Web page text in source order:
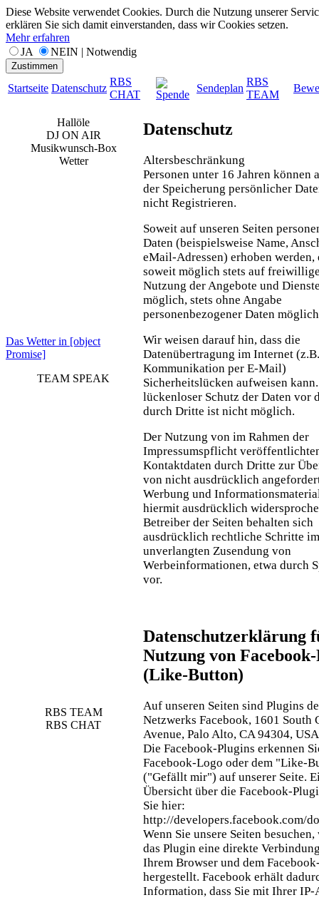
Diese Website verwendet Cookies. Durch die Nutzung unserer
erklären Sie sich damit einverstanden, dass wir Cookies setzen.
Mehr erfahren
JA
NEIN | Notwendig
Zustimmen
Startseite Datenschutz
RBS
CHAT
Spende
Sendeplan
RBS
TEAM
Hallöle
DJ ON AIR
Musikwunsch-Box
Wetter
Das Wetter in [object
Promise]
TEAM SPEAK
RBS TEAM
RBS CHAT
Datenschutz
Altersbeschränkung
Personen unter 16 Jahren können
der Speicherung persönlicher
nicht Registrieren.
Soweit auf unseren Seiten
Daten (beispielsweise Name,
eMail-Adressen) erhoben
soweit möglich stets auf
Nutzung der Angebote und
möglich, stets ohne Angabe
personenbezogener Daten
Wir weisen darauf hin, dass die
Datenübertragung im Internet
Kommunikation per E-Mail)
Sicherheitslücken aufweisen
lückenloser Schutz der Daten vor
durch Dritte ist nicht möglich.
Der Nutzung von im Rahmen der
Impressumspflicht
Kontaktdaten durch Dritte zur
von nicht ausdrücklich
Werbung und
hiermit ausdrücklich
Betreiber der Seiten behalten sich
ausdrücklich rechtliche Schritte
unverlangten Zusendung von
Werbeinformationen, etwa durch
vor.
Datenschutzerklärung
Nutzung von
(Like-Button)
Auf unseren Seiten sind Plugins
Netzwerks Facebook, 1601 South
Avenue, Palo Alto, CA 94304,
Die Facebook-Plugins erkennen
Facebook-Logo oder dem "Like-
("Gefällt mir") auf unserer Seite.
Übersicht über die Facebook-
Sie hier:
http://developers.facebook.com/
Wenn Sie unsere Seiten
das Plugin eine direkte
Ihrem Browser und dem
hergestellt. Facebook erhält
Information, dass Sie mit Ihrer IP-